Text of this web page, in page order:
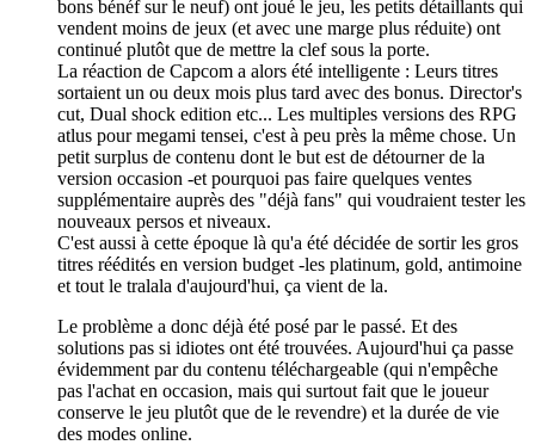
bons bénéf sur le neuf) ont joué le jeu, les petits détaillants qui
vendent moins de jeux (et avec une marge plus réduite) ont
continué plutôt que de mettre la clef sous la porte.
La réaction de Capcom a alors été intelligente : Leurs titres
sortaient un ou deux mois plus tard avec des bonus. Director's
cut, Dual shock edition etc... Les multiples versions des RPG
atlus pour megami tensei, c'est à peu près la même chose. Un
petit surplus de contenu dont le but est de détourner de la
version occasion -et pourquoi pas faire quelques ventes
supplémentaire auprès des "déjà fans" qui voudraient tester les
nouveaux persos et niveaux.
C'est aussi à cette époque là qu'a été décidée de sortir les gros
titres réédités en version budget -les platinum, gold, antimoine
et tout le tralala d'aujourd'hui, ça vient de la.
Le problème a donc déjà été posé par le passé. Et des
solutions pas si idiotes ont été trouvées. Aujourd'hui ça passe
évidemment par du contenu téléchargeable (qui n'empêche
pas l'achat en occasion, mais qui surtout fait que le joueur
conserve le jeu plutôt que de le revendre) et la durée de vie
des modes online.